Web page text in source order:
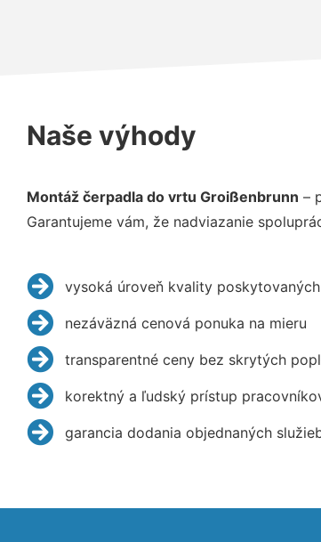
Naše výhody
Montáž čerpadla do vrtu Groißenbrunn –
Garantujeme vám, že nadviazanie
vysoká úroveň kvality
nezáväzná cenová ponuka na mieru
transparentné ceny bez skrytých
korektný a ľudský prístup
garancia dodania objednaných